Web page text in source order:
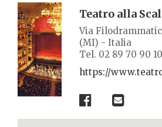
Teatro alla
Via
(MI) - Italia
Tel. 02 89 70 90 10
https://